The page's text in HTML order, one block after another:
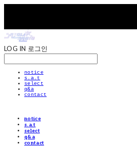
LOG IN 로그인
notice
s.a.t
select
q&a
contact
notice
s.a.t
select
q&a
contact